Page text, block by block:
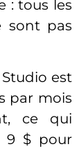
: tous les
sont pas
est
par mois
ce qui
9 $ pour